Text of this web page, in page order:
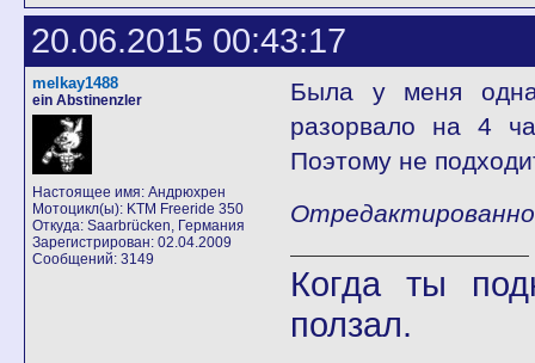
20.06.2015 00:43:17
melkay1488
ein Abstinenzler
Настоящее имя: Андрюхрен
Мотоцикл(ы): KTM Freeride 350
Откуда: Saarbrücken, Германия
Зарегистрирован: 02.04.2009
Сообщений: 3149
Была у меня
разорвало на 4
Поэтому не
Когда ты
ползал.